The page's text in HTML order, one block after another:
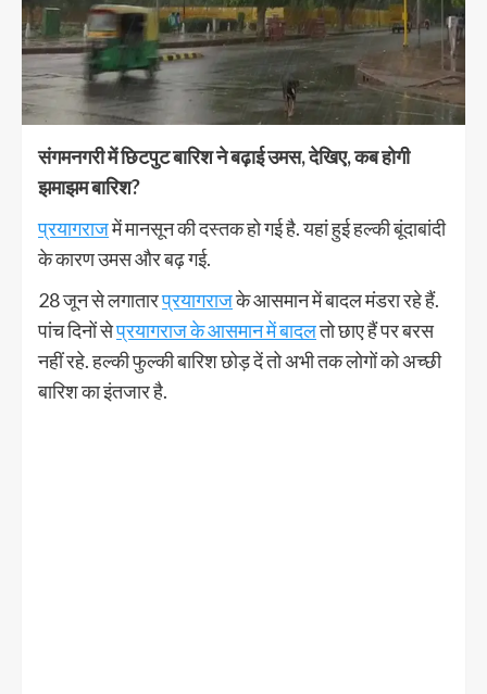
संगमनगरी में छिटपुट बारिश ने बढ़ाई उमस, देखिए, कब होगी
झमाझम बारिश?
प्रयागराजमें मानसून की दस्तक हो गई है. यहां हुई हल्की बूंदाबांदी
के कारण उमस और बढ़ गई.
28 जून से लगातारप्रयागराजके आसमान में बादल मंडरा रहे हैं.
पांच दिनों सेप्रयागराज के आसमान में बादलतो छाए हैं पर बरस
नहीं रहे. हल्की फुल्की बारिश छोड़ दें तो अभी तक लोगों को अच्छी
बारिश का इंतजार है.